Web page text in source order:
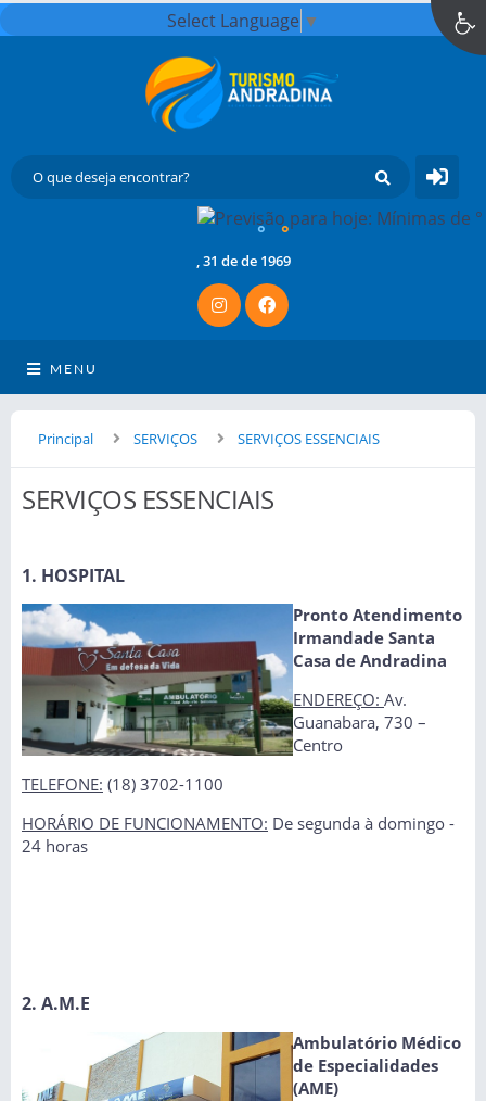
Select Language ▼
° °
, 31 de de 1969
MENU
Principal SERVIÇOS SERVIÇOS ESSENCIAIS
SERVIÇOS ESSENCIAIS
1. HOSPITAL
Pronto Atendimento
Irmandade Santa
Casa de Andradina
ENDEREÇO: Av.
Guanabara, 730 –
Centro
TELEFONE: (18) 3702-1100
HORÁRIO DE FUNCIONAMENTO: De segunda à domingo -
24 horas
2. A.M.E
Ambulatório Médico
de Especialidades
(AME)